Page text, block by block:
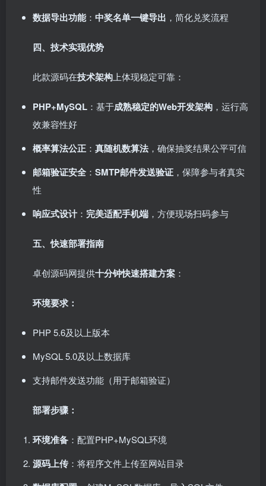
数据导出功能： 中奖名单一键导出 ，简化兑奖流程
四、技术实现优势
此款源码在技术架构 上体现稳定可靠：
PHP+MySQL ：基于成熟稳定的Web开发架构 ，运行高
效兼容性好
概率算法公正 ： 真随机数算法，确保抽奖结果公平可信
邮箱验证安全 ： SMTP邮件发送验证 ，保障参与者真实
性
响应式设计： 完美适配手机端 ，方便现场扫码参与
五、快速部署指南
卓创源码网提供十分钟快速搭建方案 ：
环境要求：
PHP 5.6及以上版本
MySQL 5.0及以上数据库
支持邮件发送功能（用于邮箱验证）
部署步骤：
环境准备 ：配置PHP+MySQL环境
源码上传：将程序文件上传至网站目录